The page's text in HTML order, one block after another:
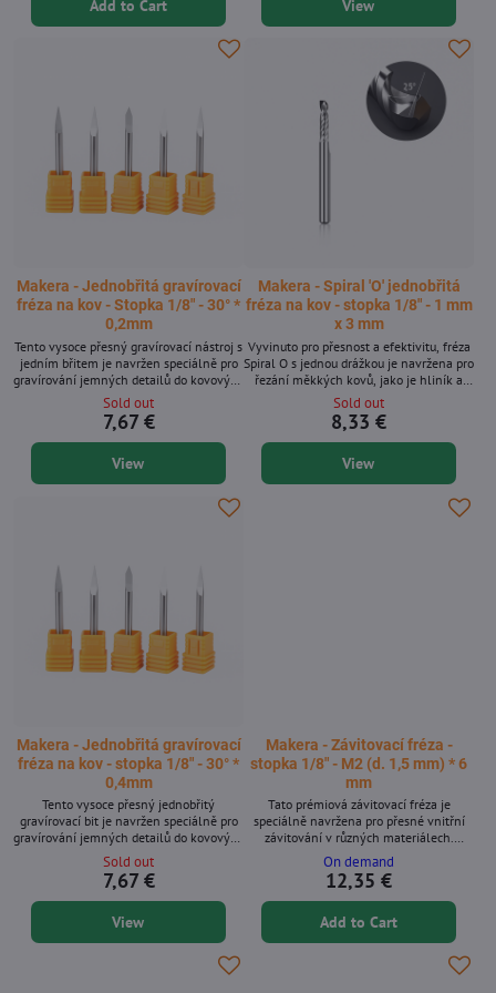
kleštinami s 1/8palcovou stopkou, je to
perfektní nástroj pro CNC gravírování s
vysokým rozlišením. Klíčové vlastnosti *
Add to Cart
umělecká díla. Kompatibilní s upínacími
kleštinami pro stopky 1/8 palce je to
perfektní nástroj pro vysokorozlišovací
CNC gravírování. Klíčové vlastnosti...
View
Makera - Jednobřitá gravírovací
fréza na kov - Stopka 1/8″ - 30° *
0,2mm
Tento vysoce přesný gravírovací nástroj s
jedním břitem je navržen speciálně pro
gravírování jemných detailů do kovových
povrchů. S ostrou špičkou 60 stupňů a
ultrajemným hrotem 0,1 mm poskytuje
čisté, ostré linie, ideální pro text, loga a
složité umělecké práce. Kompatibilní s
upínacími kleštinami s 1/8palcovou
stopkou, je to perfektní nástroj pro
Sold out
7,67 €
View
Makera - Spiral 'O' jednobřitá
fréza na kov - stopka 1/8″ - 1 mm
x 3 mm
Vyvinuto pro přesnost a efektivitu, fréza
Spiral O s jednou drážkou je navržena pro
řezání měkkých kovů, jako je hliník a
mosaz, s vysokou čistotou řezu a
minimálními otřepy. S úhlem šroubovice
25 stupňů a 1/8 palcovou stopkou
zajišťuje hladké povrchy a vynikající
odvod třísek, i při vysokých posuvech.
Ideální pro uživatele Makera Carvera a
Sold out
8,33 €
View
Makera - Jednobřitá gravírovací
fréza na kov - stopka 1/8″ - 30° *
0,4mm
Tento vysoce přesný jednobřitý
gravírovací bit je navržen speciálně pro
gravírování jemných detailů do kovových
povrchů. S ostrou špičkou 60 stupňů a
ultra jemným hrotem 0,1 mm poskytuje
čisté, ostré linie ideální pro text, loga a
složitá umělecká díla. Kompatibilní s
kleštinami s 1/8palcovou stopkou, je to
perfektní nástroj pro vysoce přesné CNC
Sold out
7,67 €
View
Makera - Závitovací fréza -
stopka 1/8″ - M2 (d. 1,5 mm) * 6
mm
Tato prémiová závitovací fréza je
speciálně navržena pro přesné vnitřní
závitování v různých materiálech.
Určena pro Makera Carvera a další CNC
stroje s kleštinou 1/8 palce, zajišťuje
pokaždé čisté a konzistentní závity.
Ideální pro funkční díly, prototypování a
zakázkové mechanické konstrukce.
Klíčové vlastnosti * Kompatibilní s CNC
vřeteny s kleštinou 1/8 palce * Navrženo
On demand
12,35 €
Add to Cart